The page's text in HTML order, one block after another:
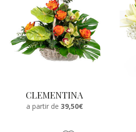
CLEMENTINA
a partir de 39,50€